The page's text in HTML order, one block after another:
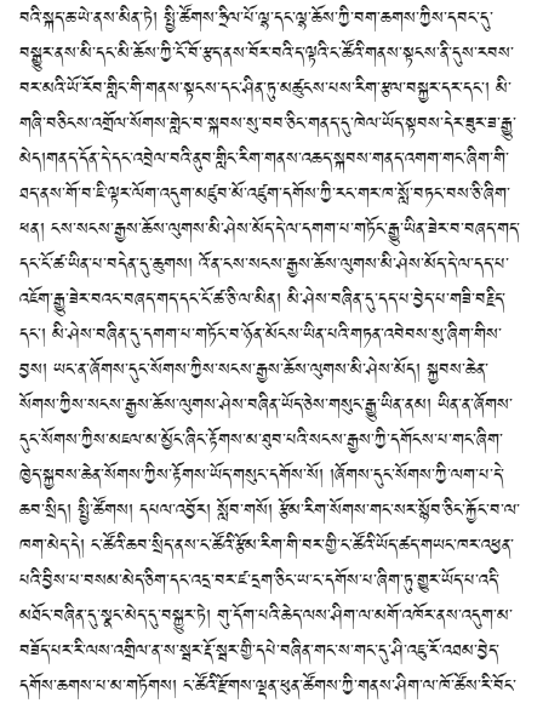
བའི་སྐད་ཆ་ཡེ་ནས་མིན་ཏེ། སྤྱི་ཚོགས་ཧྲིལ་པོ་ལྷ་དང་ལྷ་ཆོས་ཀྱི་བག་ཆགས་ཀྱིས་དབང་དུ་
བསྒྱུར་ནས་མི་དང་མི་ཆོས་ཀྱི་ངོ་བོ་རྩད་ནས་བོར་བའི་ད་ལྟའི་ང་ཚོའི་གནས་སྟངས་ནི་དུས་རབས་
བར་མའི་ཡོ་རོབ་གླིང་གི་གནས་སྟངས་དང་ཤིན་ཏུ་མཚུངས་པས་རིག་རྩལ་བསྐྱར་དར་དང༌། མི་
གཞི་བཅིངས་འགྲོལ་སོགས་གླེང་བ་སྐབས་སུ་བབ་ཅིང་གནད་དུ་ཁེལ་ཡོད་སྟབས་དེར་ཟུར་ཟ་རྒྱུ་
མེད།གནད་དོན་དེ་དང་འབྲེལ་བའི་ནུབ་གླིང་རིག་གནས་འཆད་སྐབས་གནད་འགག་གང་ཞིག་གི་
ཐད་ནས་གོ་བ་ཇི་ལྟར་ལོག་འདུག་མཛུབ་མོ་འཛུག་དགོས་ཀྱི་རང་གར་ཁ་སློ་བཏང་བས་ཅི་ཞིག་
ཕན། ངས་སངས་རྒྱས་ཆོས་ལུགས་མི་ཤེས་མོད་དེ་ལ་དགག་པ་གཏོང་རྒྱུ་ཡིན་ཟེར་བ་བཞད་གད་
དང་ངོ་ཚ་ཡིན་པ་བདེན་དུ་ཆུགས། འོ་ན་ངས་སངས་རྒྱས་ཆོས་ལུགས་མི་ཤེས་མོད་དེ་ལ་དད་པ་
འཇོག་རྒྱུ་ཟེར་བའང་བཞད་གད་དང་ངོ་ཚ་ཅི་ལ་མིན། མི་ཤེས་བཞིན་དུ་དད་པ་བྱེད་པ་གཟི་བརྗིད་
དང༌། མི་ཤེས་བཞིན་དུ་དགག་པ་གཏོང་བ་ཉོན་མོངས་ཡིན་པའི་གཏན་འབེབས་སུ་ཞིག་གིས་
བྱས། ཡང་ན་ཞོགས་དུང་སོགས་ཀྱིས་སངས་རྒྱས་ཆོས་ལུགས་མི་ཤེས་མོད། སྐྱབས་ཆེན་
སོགས་ཀྱིས་སངས་རྒྱས་ཆོས་ལུགས་ཤེས་བཞིན་ཡོད་ཅེས་གསུང་རྒྱུ་ཡིན་ནམ། ཡིན་ན་ཞོགས་
དུང་སོགས་ཀྱིས་མཇལ་མ་མྱོང་ཞིང་རྟོགས་མ་ཐུབ་པའི་སངས་རྒྱས་ཀྱི་དགོངས་པ་གང་ཞིག་
ཁྱེད་སྐྱབས་ཆེན་སོགས་ཀྱིས་རྟོགས་ཡོད་གསུང་དགོས་སོ། །ཞོགས་དུང་སོགས་ཀྱི་ལག་པ་དེ་
ཆབ་སྲིད། སྤྱི་ཚོགས། དཔལ་འབྱོར། སློབ་གསོ། རྩོམ་རིག་སོགས་གང་སར་སྙོབ་ཅིང་རྐྱོང་བ་ལ་
ཁག་མེད་དེ། ང་ཚོའི་ཆབ་སྲིད་ནས་ང་ཚོའི་རྩོམ་རིག་གི་བར་གྱི་ང་ཚོའི་ཡོད་ཚད་གཡང་ཁར་འཕྱན་
པའི་བྱིས་པ་བསམ་མེད་ཅིག་དང་འདྲ་བར་ཛ་དྲག་ཅིང་ཡ་ང་དགོས་པ་ཞིག་ཏུ་གྱུར་ཡོད་པ་འདི་
མཐོང་བཞིན་དུ་སྣང་མེད་དུ་བསྐྱུར་ཏེ། གུ་དོག་པའི་ཆེད་ལས་ཤིག་ལ་མགོ་འཁོར་ནས་འདུག་མ་
བཟོད་པར་རི་ལས་འགྲིལ་ན་ས་སྦར་རྡོ་སྦར་གྱི་དཔེ་བཞིན་གང་ས་གང་དུ་ཤི་འཇུ་རོ་འཐམ་བྱེད་
དགོས་ཆགས་པ་མ་གཏོགས། ང་ཚོའི་རྫོགས་ལྡན་ཕུན་ཚོགས་ཀྱི་གནས་ཤིག་ལ་ཁོ་ཚོས་རི་བོང་